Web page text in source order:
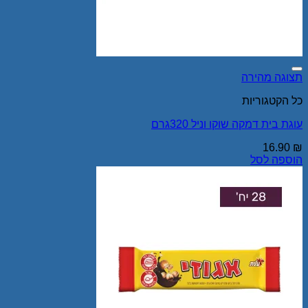
Add to wishlist
תצוגה מהירה
כל הקטגוריות
עוגת בית דמקה שוקו וניל 320גרם
16.90 ₪
הוספה לסל